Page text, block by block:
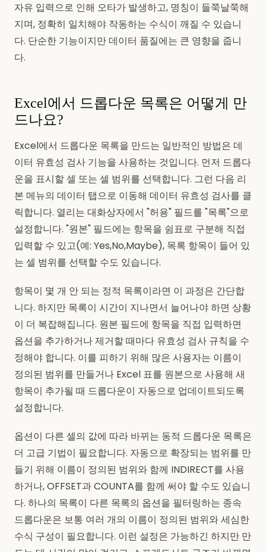
자유 입력으로 인해 오타가 발생하고, 명칭이 들쭉날쭉해
지며, 정확히 일치해야 작동하는 수식이 깨질 수 있습니
다. 단순한 기능이지만 데이터 품질에는 큰 영향을 줍니
다.
Excel에서 드롭다운 목록은 어떻게 만
드나요?
Excel에서 드롭다운 목록을 만드는 일반적인 방법은 데
이터 유효성 검사 기능을 사용하는 것입니다. 먼저 드롭다
운을 표시할 셀 또는 셀 범위를 선택합니다. 그런 다음 리
본 메뉴의 데이터 탭으로 이동해 데이터 유효성 검사를 클
릭합니다. 열리는 대화상자에서 "허용" 필드를 "목록"으로
설정합니다. "원본" 필드에는 항목을 쉼표로 구분해 직접
입력할 수 있고(예: Yes,No,Maybe), 목록 항목이 들어 있
는 셀 범위를 선택할 수도 있습니다.
항목이 몇 개 안 되는 정적 목록이라면 이 과정은 간단합
니다. 하지만 목록이 시간이 지나면서 늘어나야 하면 상황
이 더 복잡해집니다. 원본 필드에 항목을 직접 입력하면
옵션을 추가하거나 제거할 때마다 유효성 검사 규칙을 수
정해야 합니다. 이를 피하기 위해 많은 사용자는 이름이
정의된 범위를 만들거나 Excel 표를 원본으로 사용해 새
항목이 추가될 때 드롭다운이 자동으로 업데이트되도록
설정합니다.
옵션이 다른 셀의 값에 따라 바뀌는 동적 드롭다운 목록은
더 고급 기법이 필요합니다. 자동으로 확장되는 범위를 만
들기 위해 이름이 정의된 범위와 함께 INDIRECT를 사용
하거나, OFFSET과 COUNTA를 함께 써야 할 수도 있습니
다. 하나의 목록이 다른 목록의 옵션을 필터링하는 종속
드롭다운은 보통 여러 개의 이름이 정의된 범위와 세심한
수식 구성이 필요합니다. 이런 설정은 가능하긴 하지만 만